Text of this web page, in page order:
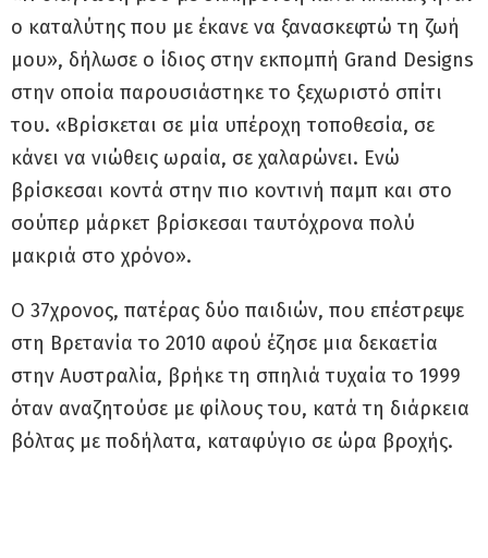
ο καταλύτης που με έκανε να ξανασκεφτώ τη ζωή
μου», δήλωσε ο ίδιος στην εκπομπή Grand Designs
στην οποία παρουσιάστηκε το ξεχωριστό σπίτι
του. «Βρίσκεται σε μία υπέροχη τοποθεσία, σε
κάνει να νιώθεις ωραία, σε χαλαρώνει. Ενώ
βρίσκεσαι κοντά στην πιο κοντινή παμπ και στο
σούπερ μάρκετ βρίσκεσαι ταυτόχρονα πολύ
μακριά στο χρόνο».
Ο 37χρονος, πατέρας δύο παιδιών, που επέστρεψε
στη Βρετανία το 2010 αφού έζησε μια δεκαετία
στην Αυστραλία, βρήκε τη σπηλιά τυχαία το 1999
όταν αναζητούσε με φίλους του, κατά τη διάρκεια
βόλτας με ποδήλατα, καταφύγιο σε ώρα βροχής.